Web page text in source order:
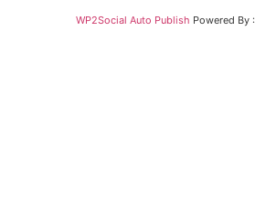
WP2Social Auto Publish Powered By :